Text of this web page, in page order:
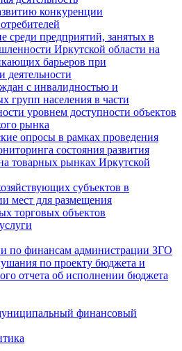
конкуренции
среди предприятий, занятых в
Иркутской области на
барьеров при
деятельности
с инвалидностью и
групп населения в части
уровнем доступности объектов
рынка
опросы в рамках проведения
состояния развития
товарных рынках Иркутской
субъектов в
мест для размещения
торговых объектов
по финансам администрации ЗГО
по проекту бюджета и
отчета об исполнении бюджета
финансовый